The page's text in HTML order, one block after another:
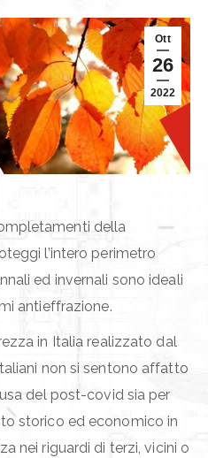
Ott
26
2022
della
l’intero perimetro
ed invernali sono ideali
antieffrazione.
in Italia realizzato dal
non si sentono affatto
del post-covid sia per
storico ed economico in
nei riguardi di terzi, vicini o